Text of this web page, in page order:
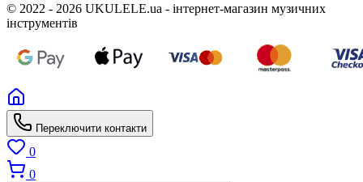
© 2022 - 2026 UKULELE.ua - інтернет-магазин музичних
інструментів
Переключити контакти
0
0